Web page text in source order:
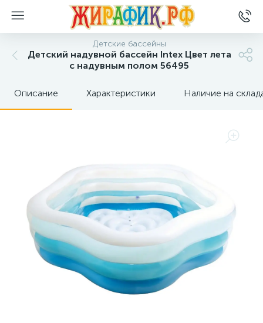
Детские бассейны
Детский надувной бассейн Intex Цвет лета
с надувным полом 56495
Описание Характеристики Наличие на